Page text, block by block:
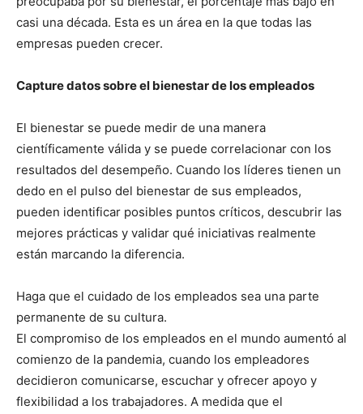
casi una década. Esta es un área en la que todas las
empresas pueden crecer.
Capture datos sobre el bienestar de los empleados
El bienestar se puede medir de una manera
científicamente válida y se puede correlacionar con los
resultados del desempeño. Cuando los líderes tienen un
dedo en el pulso del bienestar de sus empleados,
pueden identificar posibles puntos críticos, descubrir las
mejores prácticas y validar qué iniciativas realmente
están marcando la diferencia.
Haga que el cuidado de los empleados sea una parte
permanente de su cultura.
El compromiso de los empleados en el mundo aumentó al
comienzo de la pandemia, cuando los empleadores
decidieron comunicarse, escuchar y ofrecer apoyo y
flexibilidad a los trabajadores. A medida que el